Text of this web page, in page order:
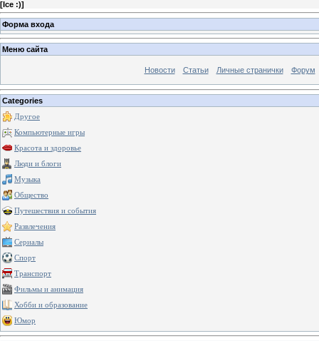
[Ice :)]
Форма входа
Меню сайта
Новости Статьи Личные странички Форум
Categories
Другое
Компьютерные игры
Красота и здоровье
Люди и блоги
Музыка
Общество
Путешествия и события
Развлечения
Сериалы
Спорт
Транспорт
Фильмы и анимация
Хобби и образование
Юмор